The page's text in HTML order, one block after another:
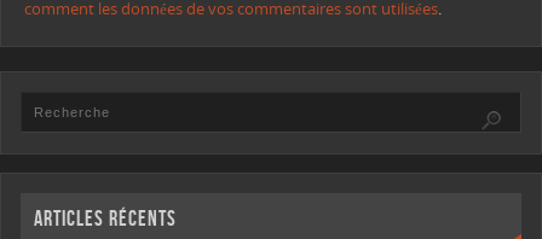
comment les données de vos commentaires sont utilisées.
Articles récents